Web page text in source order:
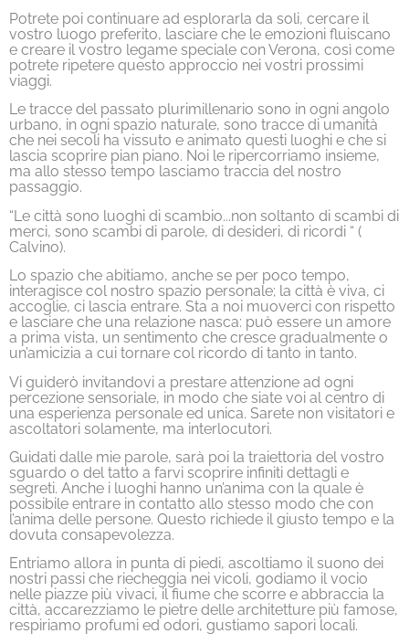
Potrete poi continuare ad esplorarla da soli, cercare il
vostro luogo preferito, lasciare che le emozioni fluiscano
e creare il vostro legame speciale con Verona, così come
potrete ripetere questo approccio nei vostri prossimi
viaggi.
Le tracce del passato plurimillenario sono in ogni angolo
urbano, in ogni spazio naturale, sono tracce di umanità
che nei secoli ha vissuto e animato questi luoghi e che si
lascia scoprire pian piano. Noi le ripercorriamo insieme,
ma allo stesso tempo lasciamo traccia del nostro
passaggio.
“Le città sono luoghi di scambio...non soltanto di scambi di
merci, sono scambi di parole, di desideri, di ricordi “ (
Calvino).
Lo spazio che abitiamo, anche se per poco tempo,
interagisce col nostro spazio personale; la città è viva, ci
accoglie, ci lascia entrare. Sta a noi muoverci con rispetto
e lasciare che una relazione nasca: può essere un amore
a prima vista, un sentimento che cresce gradualmente o
un’amicizia a cui tornare col ricordo di tanto in tanto.
Vi guiderò invitandovi a prestare attenzione ad ogni
percezione sensoriale, in modo che siate voi al centro di
una esperienza personale ed unica. Sarete non visitatori e
ascoltatori solamente, ma interlocutori.
Guidati dalle mie parole, sarà poi la traiettoria del vostro
sguardo o del tatto a farvi scoprire infiniti dettagli e
segreti. Anche i luoghi hanno un’anima con la quale è
possibile entrare in contatto allo stesso modo che con
l’anima delle persone. Questo richiede il giusto tempo e la
dovuta consapevolezza.
Entriamo allora in punta di piedi, ascoltiamo il suono dei
nostri passi che riecheggia nei vicoli, godiamo il vocio
nelle piazze più vivaci, il fiume che scorre e abbraccia la
città, accarezziamo le pietre delle architetture più famose,
respiriamo profumi ed odori, gustiamo sapori locali.